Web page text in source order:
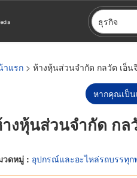
ธุรกิจ
าแรก > ห้างหุ้นส่วนจำกัด กลวัต เอ็
หากคุณเป็น
งหุ้นส่วนจำกัด กล
วดหมู่ : อุปกรณ์และอะไหล่รถบรรทุก